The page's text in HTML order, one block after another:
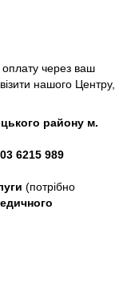
оплату через ваш
нашого Центру,
району м.
6215 989
(потрібно